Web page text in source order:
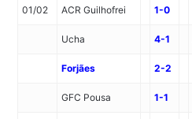
01/02 ACR Guilhofrei 1-0
Ucha 4-1
Forjães 2-2
GFC Pousa 1-1